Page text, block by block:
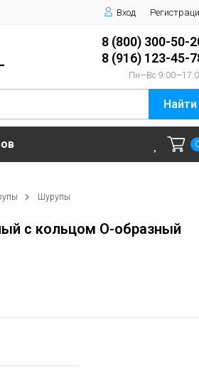
Вход
8 (800) 300-50-
8 (916) 123-45-
Пн—Вс
Найти
Шурупы
с кольцом О-образный